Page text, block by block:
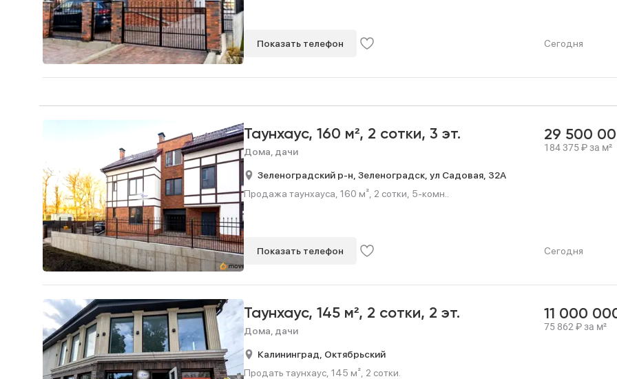
Показать телефон Сегодня
Таунхаус, 160 м², 2 сотки, 3 эт.
Дома, дачи
29 500
184 375₽за м²
Зеленоградский р-н, Зеленоградск, ул Садовая, 32А
Продажа таунхауса, 160 м², 2 сотки, 5-комн..
Показать телефон Сегодня
Таунхаус, 145 м², 2 сотки, 2 эт.
Дома, дачи
11 000
75 862 ₽за м²
Калининград, Октябрьский
Продать таунхаус, 145 м², 2 сотки.